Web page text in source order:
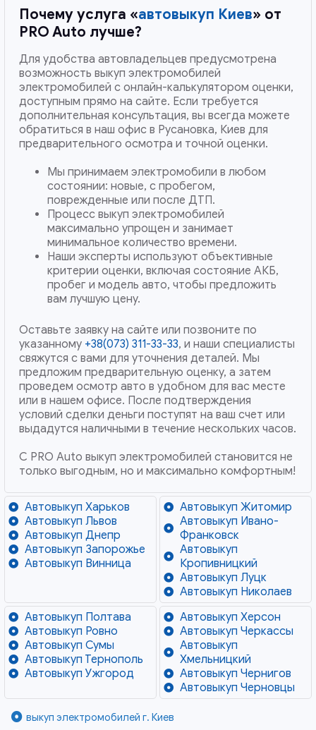
Почему услуга «автовыкуп Киев» от
PRO Auto лучше?
Для удобства автовладельцев предусмотрена
возможность выкуп электромобилей
электромобилей с онлайн-калькулятором оценки,
доступным прямо на сайте. Если требуется
дополнительная консультация, вы всегда можете
обратиться в наш офис в Русановка, Киев для
предварительного осмотра и точной оценки.
Мы принимаем электромобили в любом
состоянии: новые, с пробегом,
поврежденные или после ДТП.
Процесс выкуп электромобилей
максимально упрощен и занимает
минимальное количество времени.
Наши эксперты используют объективные
критерии оценки, включая состояние АКБ,
пробег и модель авто, чтобы предложить
вам лучшую цену.
Оставьте заявку на сайте или позвоните по
указанному +38(073) 311-33-33, и наши специалисты
свяжутся с вами для уточнения деталей. Мы
предложим предварительную оценку, а затем
проведем осмотр авто в удобном для вас месте
или в нашем офисе. После подтверждения
условий сделки деньги поступят на ваш счет или
выдадутся наличными в течение нескольких часов.
С PRO Auto выкуп электромобилей становится не
только выгодным, но и максимально комфортным!
Автовыкуп Харьков
Автовыкуп Львов
Автовыкуп Днепр
Автовыкуп Запорожье
Автовыкуп Винница
Автовыкуп Житомир
Автовыкуп Ивано-
Франковск
Автовыкуп
Кропивницкий
Автовыкуп Луцк
Автовыкуп Николаев
Автовыкуп Полтава
Автовыкуп Ровно
Автовыкуп Сумы
Автовыкуп Тернополь
Автовыкуп Ужгород
Автовыкуп Херсон
Автовыкуп Черкассы
Автовыкуп
Хмельницкий
Автовыкуп Чернигов
Автовыкуп Черновцы
выкуп электромобилей г. Киев